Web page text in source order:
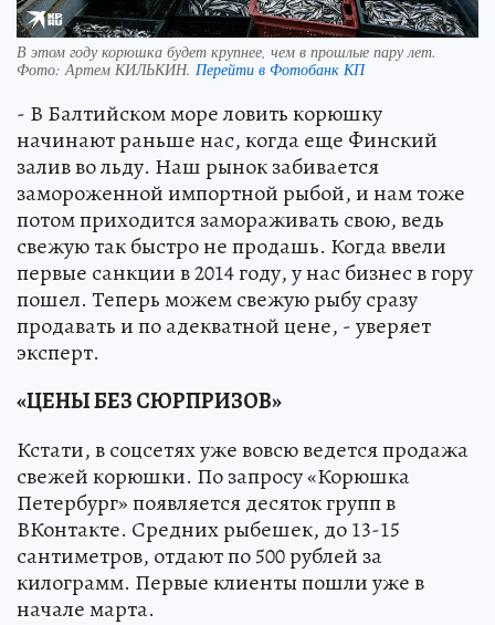
В этом году корюшка будет крупнее, чем в прошлые пару лет.
Фото:Артем КИЛЬКИН. Перейти в Фотобанк КП
- В Балтийском море ловить корюшку
начинают раньше нас, когда еще Финский
залив во льду. Наш рынок забивается
замороженной импортной рыбой, и нам тоже
потом приходится замораживать свою, ведь
свежую так быстро не продашь. Когда ввели
первые санкции в 2014 году, у нас бизнес в гору
пошел. Теперь можем свежую рыбу сразу
продавать и по адекватной цене, - уверяет
эксперт.
«ЦЕНЫ БЕЗ СЮРПРИЗОВ»
Кстати, в соцсетях уже вовсю ведется продажа
свежей корюшки. По запросу «Корюшка
Петербург» появляется десяток групп в
ВКонтакте. Средних рыбешек, до 13-15
сантиметров, отдают по 500 рублей за
килограмм. Первые клиенты пошли уже в
начале марта.